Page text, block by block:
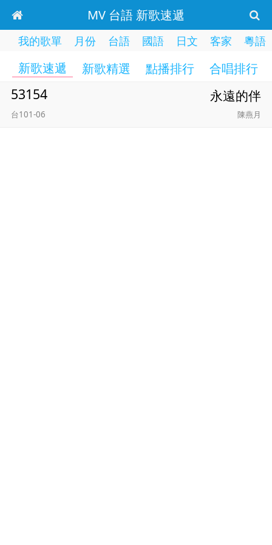
MV 台語 新歌速遞
我的歌單 月份 台語 國語 日文 客家 粵語
新歌速遞 新歌精選 點播排行 合唱排行
53154 永遠的伴
台101-06 陳燕月